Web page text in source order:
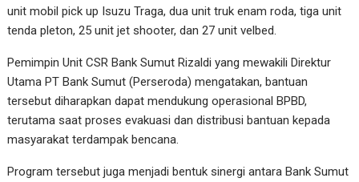
unit mobil pick up Isuzu Traga, dua unit truk enam roda, tiga unit
tenda pleton, 25 unit jet shooter, dan 27 unit velbed.
Pemimpin Unit CSR Bank Sumut Rizaldi yang mewakili Direktur
Utama PT Bank Sumut (Perseroda) mengatakan, bantuan
tersebut diharapkan dapat mendukung operasional BPBD,
terutama saat proses evakuasi dan distribusi bantuan kepada
masyarakat terdampak bencana.
Program tersebut juga menjadi bentuk sinergi antara Bank Sumut